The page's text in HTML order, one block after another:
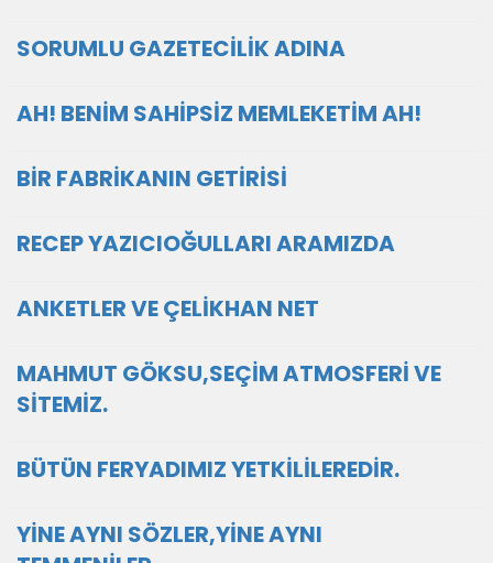
SORUMLU GAZETECİLİK ADINA
AH! BENİM SAHİPSİZ MEMLEKETİM AH!
BİR FABRİKANIN GETİRİSİ
RECEP YAZICIOĞULLARI ARAMIZDA
ANKETLER VE ÇELİKHAN NET
MAHMUT GÖKSU,SEÇİM ATMOSFERİ VE
SİTEMİZ.
BÜTÜN FERYADIMIZ YETKİLİLEREDİR.
YİNE AYNI SÖZLER,YİNE AYNI